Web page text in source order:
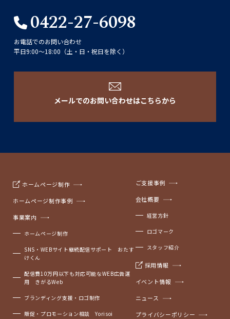
0422-27-6098
お電話でのお問い合わせ
平日9:00〜18:00（土・日・祝日を除く）
メールでのお問い合わせはこちらから
ホームページ制作
ホームページ制作事例
事業案内
ホームページ制作
SNS・WEBサイト継続配信サポート おたす
けくん
配信費10万円以下も対応可能なWEB広告運
用 きがるWeb
ブランディング支援・ロゴ制作
販促・プロモーション相談 Yorisoi
ご支援事例
会社概要
経営方針
ロゴマーク
スタッフ紹介
採用情報
イベント情報
ニュース
プライバシーポリシー